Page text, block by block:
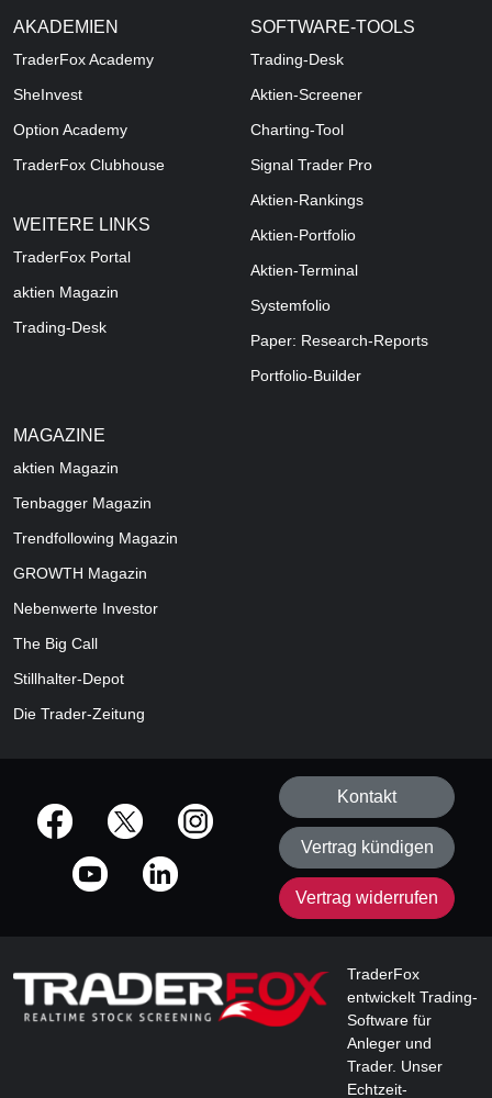
AKADEMIEN
TraderFox Academy
SheInvest
Option Academy
TraderFox Clubhouse
WEITERE LINKS
TraderFox Portal
aktien Magazin
Trading-Desk
SOFTWARE-TOOLS
Trading-Desk
Aktien-Screener
Charting-Tool
Signal Trader Pro
Aktien-Rankings
Aktien-Portfolio
Aktien-Terminal
Systemfolio
Paper: Research-Reports
Portfolio-Builder
MAGAZINE
aktien Magazin
Tenbagger Magazin
Trendfollowing Magazin
GROWTH Magazin
Nebenwerte Investor
The Big Call
Stillhalter-Depot
Die Trader-Zeitung
offizielle Social Media-Accounts
Kontakt
Vertrag kündigen
Vertrag widerrufen
TraderFox
entwickelt Trading-
Software für
Anleger und
Trader. Unser
Echtzeit-